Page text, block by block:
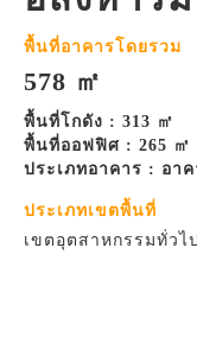
พื้นที่อาคารโดยรวม
578 ㎡
พื้นที่โกดัง : 313 ㎡
พื้นที่ออฟฟิศ : 265 ㎡
ประเภทอาคาร : อา
ประเภทเขตพื้นที่
เขตอุตสาหกรรมทั่วไป